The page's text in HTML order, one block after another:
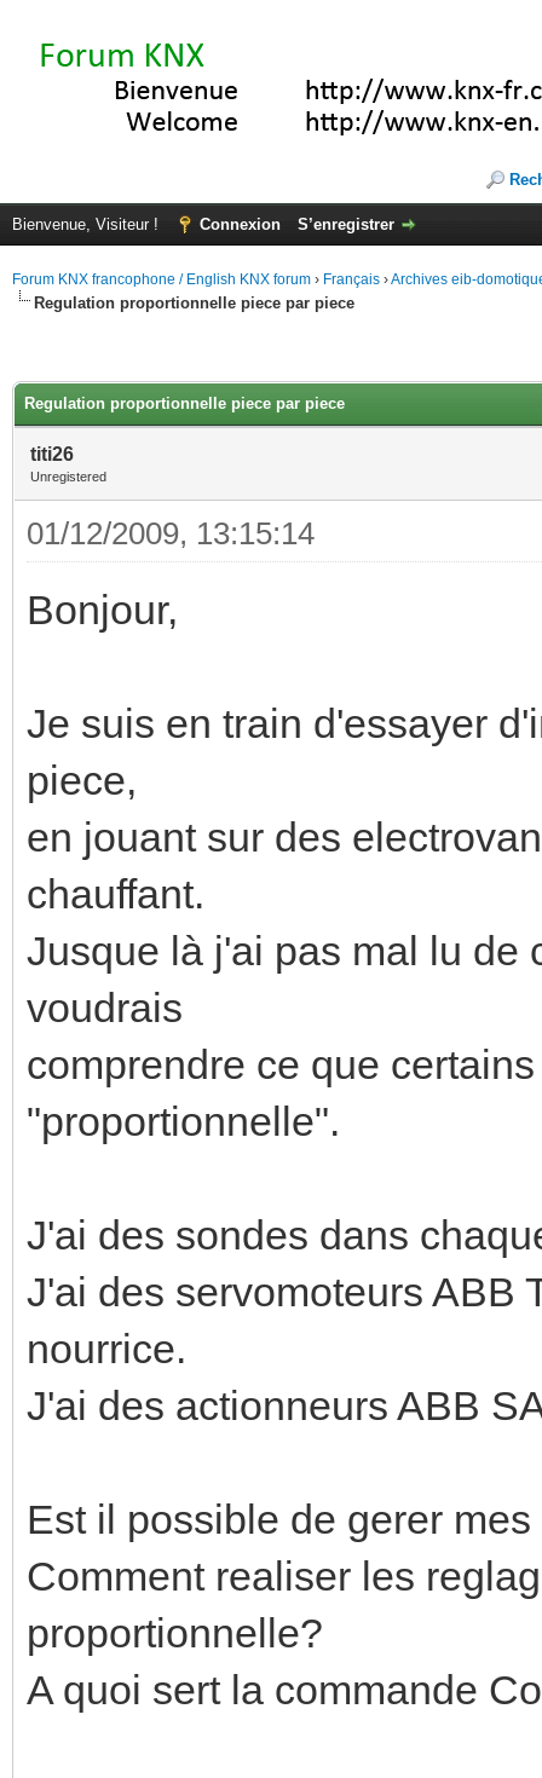
Bienvenue, Visiteur ! Connexion S’enregistrer
Forum KNX francophone / English KNX forum › Français ›Archives eib-
Regulation proportionnelle piece par piece
Regulation proportionnelle piece par piece
titi26
Unregistered
01/12/2009, 13:15:14
Bonjour,
Je suis en train d'essayer
piece,
en jouant sur des
chauffant.
Jusque là j'ai pas mal lu de
voudrais
comprendre ce que
"proportionnelle".
J'ai des sondes dans
J'ai des servomoteurs ABB
nourrice.
J'ai des actionneurs ABB
Est il possible de gerer
Comment realiser les
proportionnelle?
A quoi sert la commande